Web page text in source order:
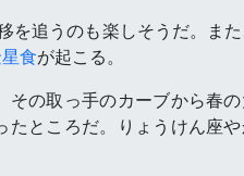
を追うのも楽しそうだ。また
食が起こる。
の取っ手のカーブから春
ところだ。りょうけん座